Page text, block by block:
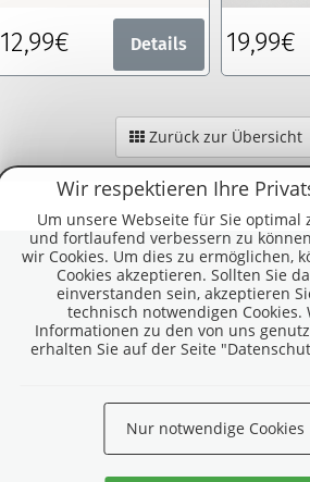
Wir respektieren Ihre
Um unsere Webseite für Sie optimal
und fortlaufend verbessern zu
wir Cookies. Um dies zu ermöglichen,
Cookies akzeptieren. Sollten Sie
einverstanden sein, akzeptieren
technisch notwendigen Cookies.
Informationen zu den von uns
erhalten Sie auf der Seite
Nur notwendige Cookies
12,99€ Details 19,99€
Zurück zur Übersicht